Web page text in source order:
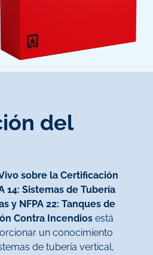
del
sobre la Certificación
14: Sistemas de Tubería
y NFPA 22: Tanques de
Contra Incendiosestá
un conocimiento
de tubería vertical,